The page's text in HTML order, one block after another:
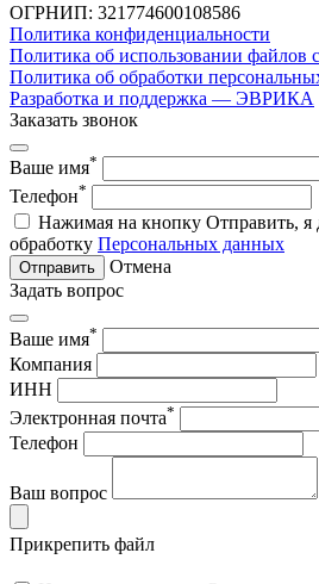
ОГРНИП: 321774600108586
Политика конфиденциальности
Политика об использовании файлов
Политика об обработки
Разработка и поддержка — ЭВРИКА
Заказать звонок
Ваше имя*
Телефон*
Нажимая на кнопку Отправить, я
обработку Персональных данных
Отправить
Отмена
Задать вопрос
Ваше имя*
Компания
ИНН
Электронная почта*
Телефон
Ваш вопрос
Прикрепить файл